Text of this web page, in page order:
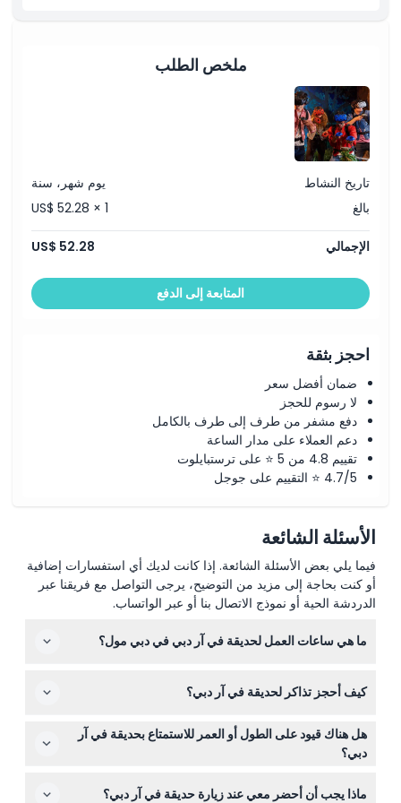
ملخص الطلب
تاريخ النشاط
يوم شهر، سنة
بالغ
US$ 52.28 × 1
الإجمالي US$ 52.28
المتابعة إلى الدفع
احجز بثقة
ضمان أفضل سعر
لا رسوم للحجز
دفع مشفر من طرف إلى طرف بالكامل
دعم العملاء على مدار الساعة
تقييم 4.8 من 5 ⭐ على ترستبايلوت
4.7/5 ⭐ التقييم على جوجل
الأسئلة الشائعة
فيما يلي بعض الأسئلة الشائعة. إذا كانت لديك أي استفسارات إضافية
أو كنت بحاجة إلى مزيد من التوضيح، يرجى التواصل مع فريقنا عبر
الدردشة الحية أو نموذج الاتصال بنا أو عبر الواتساب.
ما هي ساعات العمل لحديقة في آر دبي في دبي مول؟
10:00 صباحًا حتى 11:00 مساءً، ومن الخميس إلى السبت من
عند الحجز).
كيف أحجز تذاكر لحديقة في آر دبي؟
يمكنك حجز تذاكرك بسهولة عبر الإنترنت على هذا الموقع للتاريخ
الذي ترغب في الزيارة فيه. تأكد من اختيار الألعاب وخيارات
الائتمان المفضلة لديك أثناء عملية الحجز.
هل هناك قيود على الطول أو العمر للاستمتاع بحديقة في آر
دبي؟
الألعاب، بينما يمكن للأطفال تحت 120 سم استخدام تجارب
ماذا يجب أن أحضر معي عند زيارة حديقة في آر دبي؟